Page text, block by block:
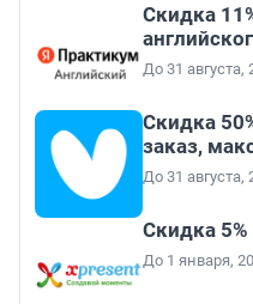
Скидка
До 31 августа,
Скидка
заказ,
До 31 августа,
Скидка
До 1 января,